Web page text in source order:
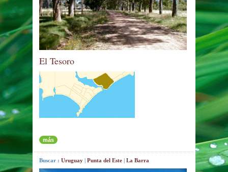
El Tesoro
más
Buscar :Uruguay |Punta del Este |La Barra